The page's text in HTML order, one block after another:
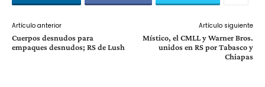
Artículo anterior
Cuerpos desnudos para
empaques desnudos; RS de Lush
Artículo siguiente
Mí­stico, el CMLL y Warner Bros.
unidos en RS por Tabasco y
Chiapas